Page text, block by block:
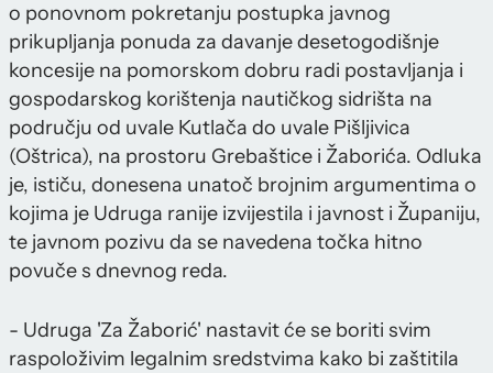
o ponovnom pokretanju postupka javnog
prikupljanja ponuda za davanje desetogodišnje
koncesije na pomorskom dobru radi postavljanja i
gospodarskog korištenja nautičkog sidrišta na
području od uvale Kutlača do uvale Pišljivica
(Oštrica), na prostoru Grebaštice i Žaborića. Odluka
je, ističu, donesena unatoč brojnim argumentima o
kojima je Udruga ranije izvijestila i javnost i Županiju,
te javnom pozivu da se navedena točka hitno
povuče s dnevnog reda.
- Udruga 'Za Žaborić' nastavit će se boriti svim
raspoloživim legalnim sredstvima kako bi zaštitila